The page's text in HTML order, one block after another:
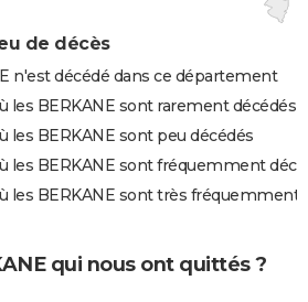
de décès
n'est décédé dans ce département
les BERKANE sont rarement décédés
les BERKANE sont peu décédés
les BERKANE sont fréquemment
les BERKANE sont très fréquemment
qui nous ont quittés ?